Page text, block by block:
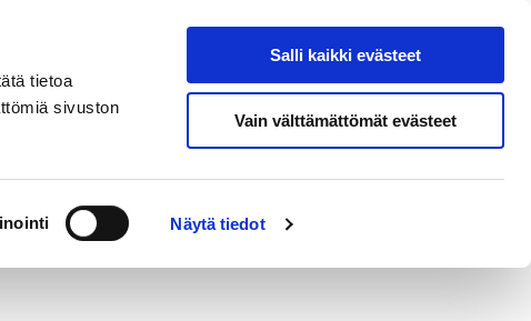
tietoa
sivuston
Näytä tiedot
Salli kaikki evästeet
Vain välttämättömät evästeet
English
Hae sivustolta